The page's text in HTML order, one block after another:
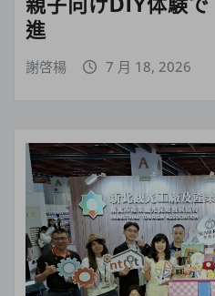
進
謝啓楊 7 月 18, 2026